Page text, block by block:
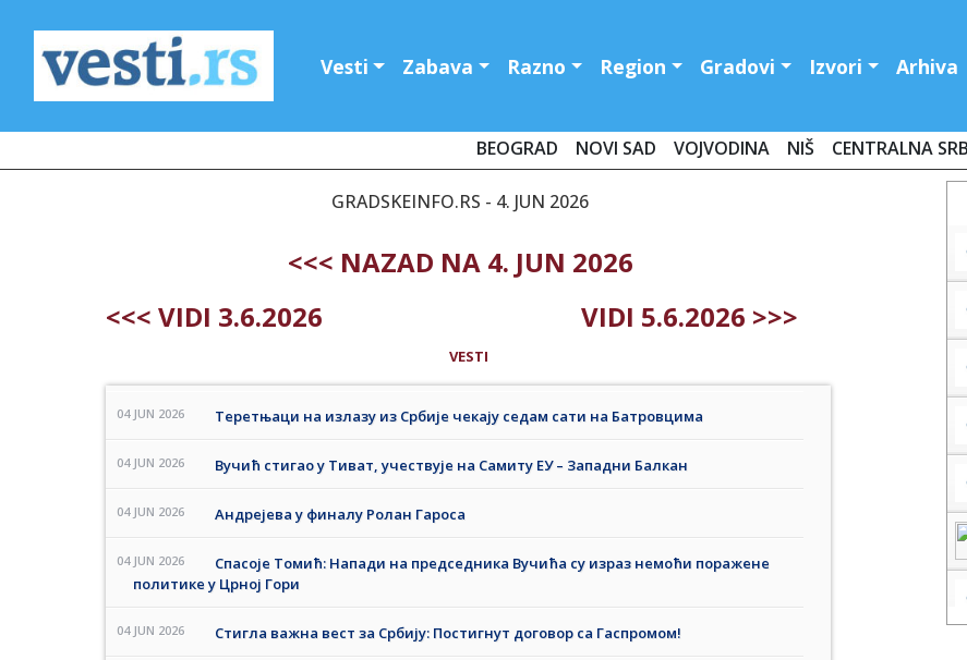
Vesti Zabava Razno Region Gradovi Izvori Arhiva
BEOGRAD NOVI SAD VOJVODINA NIŠ CENTRALNA
GRADSKEINFO.RS - 4. JUN 2026
<<< NAZAD NA 4. JUN 2026
<<< VIDI 3.6.2026
VIDI 5.6.2026 >>>
VESTI
04 JUN 2026 Теретњаци на излазу из Србије чекају седам сати на Батровцима
04 JUN 2026 Вучић стигао у Тиват, учествује на Самиту ЕУ – Западни Балкан
04 JUN 2026 Андрејева у финалу Ролан Гароса
04 JUN 2026
Спасоје Томић: Напади на председника Вучића су израз немоћи поражене
политике у Црној Гори
04 JUN 2026 Стигла важна вест за Србију: Постигнут договор са Гаспромом!